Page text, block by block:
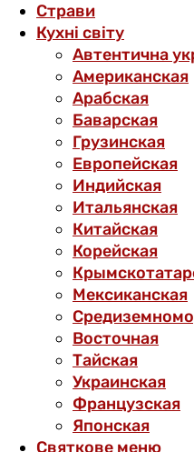
Страви
Кухні світу
Автентична
Американская
Арабская
Баварская
Грузинская
Европейская
Индийская
Итальянская
Китайская
Корейская
Мексиканская
Восточная
Тайская
Украинская
Французская
Японская
Святкове меню